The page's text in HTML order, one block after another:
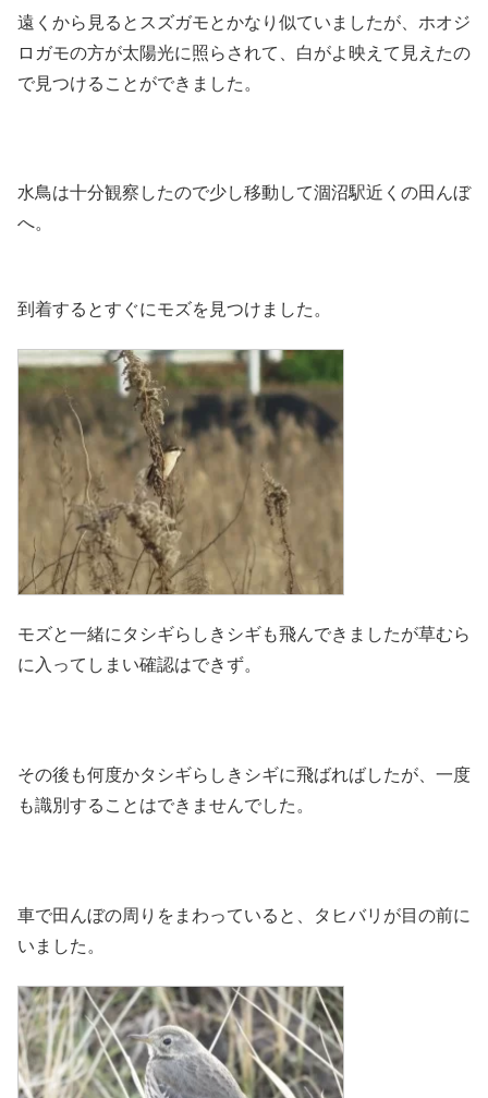
遠くから見るとスズガモとかなり似ていましたが、ホオジ
ロガモの方が太陽光に照らされて、白がよ映えて見えたの
で見つけることができました。
水鳥は十分観察したので少し移動して涸沼駅近くの田んぼ
へ。
到着するとすぐにモズを見つけました。
モズと一緒にタシギらしきシギも飛んできましたが草むら
に入ってしまい確認はできず。
その後も何度かタシギらしきシギに飛ばればしたが、一度
も識別することはできませんでした。
車で田んぼの周りをまわっていると、タヒバリが目の前に
いました。